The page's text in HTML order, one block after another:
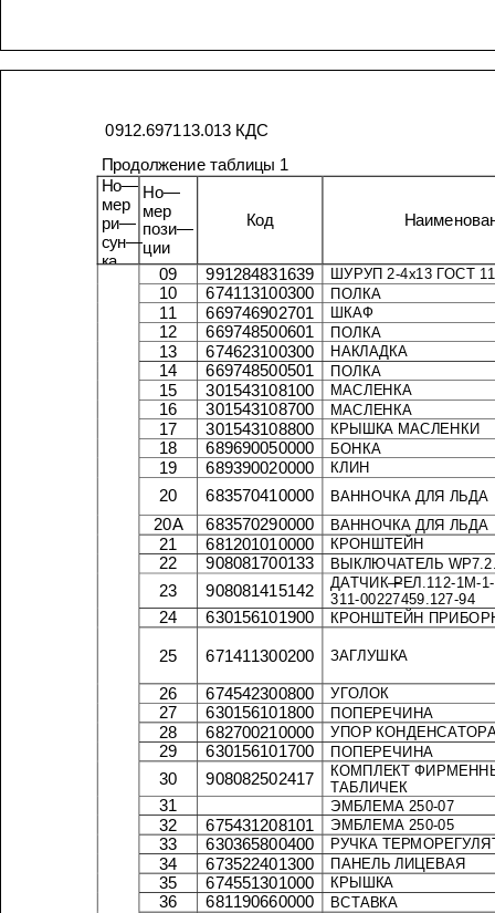
0912.697113.013
КДС
Продолжение
таблицы 1
Но—
мер
ри—
сун—
Но—
мер
пози—
ции
Код
ка
09 991284831639 ШУРУП 2-4х 13 ГОСТ
10 674113100300 ПОЛКА
11 669746902701 ШКАФ
12 669748500601 ПОЛКА
13 674623100300 НАКЛАДКА
14 669748500501 ПОЛКА
15 301543108100 МАСЛЕНКА
16 301543108700 МАСЛЕНКА
17 301543108800 КРЫШКА МАСЛЕНКИ
18 689690050000 БОНКА
19 689390020000 КЛИН
20 683570410000 ВАННОЧКА ДЛЯ ЛЬДА
20А 683570290000 ВАННОЧКА ДЛЯ ЛЬДА
21 681201010000 КРОНШТЕЙН
22 908081700133 ВЫКЛЮЧАТЕЛЬ
23 908081415142 ДАТЧИК— РЕЛ .112-1 М
311-00227459.127-94
24 630156101900 КРОНШТЕЙН
25 671411300200 ЗАГЛУШКА
26 674542300800 УГОЛОК
27 630156101800 ПОПЕРЕЧИНА
28 682700210000 УПОР
29 630156101700 ПОПЕРЕЧИНА
30 908082502417
КОМПЛЕКТ
ТАБЛИЧЕК
31 ЭМБЛЕМА 250-07
32 675431208101 ЭМБЛЕМА 250-05
33 630365800400 РУЧКА
34 673522401300 ПАНЕЛЬ ЛИЦЕВАЯ
35 674551301000 КРЫШКА
36 681190660000 ВСТАВКА